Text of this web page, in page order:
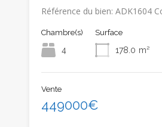
Référence du bien: ADK1604
Chambre(s)
4
Surface
178.0 m²
Vente
449000€